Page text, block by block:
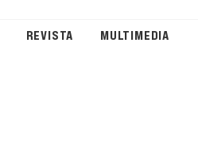
REVISTA MULTIMEDIA